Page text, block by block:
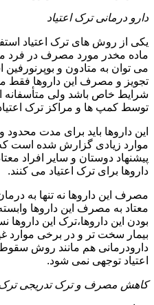
دارو درمانی ترک اعتیاد
یکی از روش های ترک اعتیاد
ماده مخدر مورد مصرف در فرد
می توان به متادون و بوپرنورفین
تجویز و مصرف این داروها فقط
شرایط خاص باشد ولی متأسفانه
توسط کمپ ها و مراکز ترک
این داروها باید برای مدت
موارد زیادی گزارش شده است
پیشنهاد دوستان و سایر افراد
داروها برای ترک اعتیاد می کنند.
مصرف این داروها نه تنها به
معتاد به مصرف این داروها
بودن این داروها،ترک این
بیمار سخت تر و در برخی
دارودرمانی هم مانند روش سقوط
اعتیاد توجهی نمی شود.
کاهش مصرف و ترک تدریجی ترک